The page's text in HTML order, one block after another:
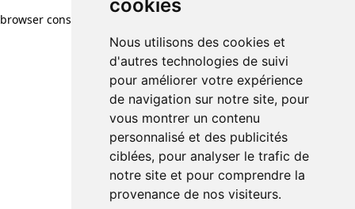
cookies
Nous utilisons des cookies et
d'autres technologies de suivi
pour améliorer votre expérience
de navigation sur notre site, pour
vous montrer un contenu
personnalisé et des publicités
ciblées, pour analyser le trafic de
notre site et pour comprendre la
provenance de nos visiteurs.
browser console for more information)